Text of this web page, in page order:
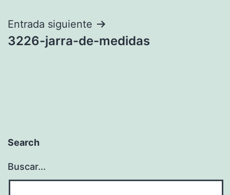
Entrada siguiente
3226-jarra-de-medidas
Search
Buscar...